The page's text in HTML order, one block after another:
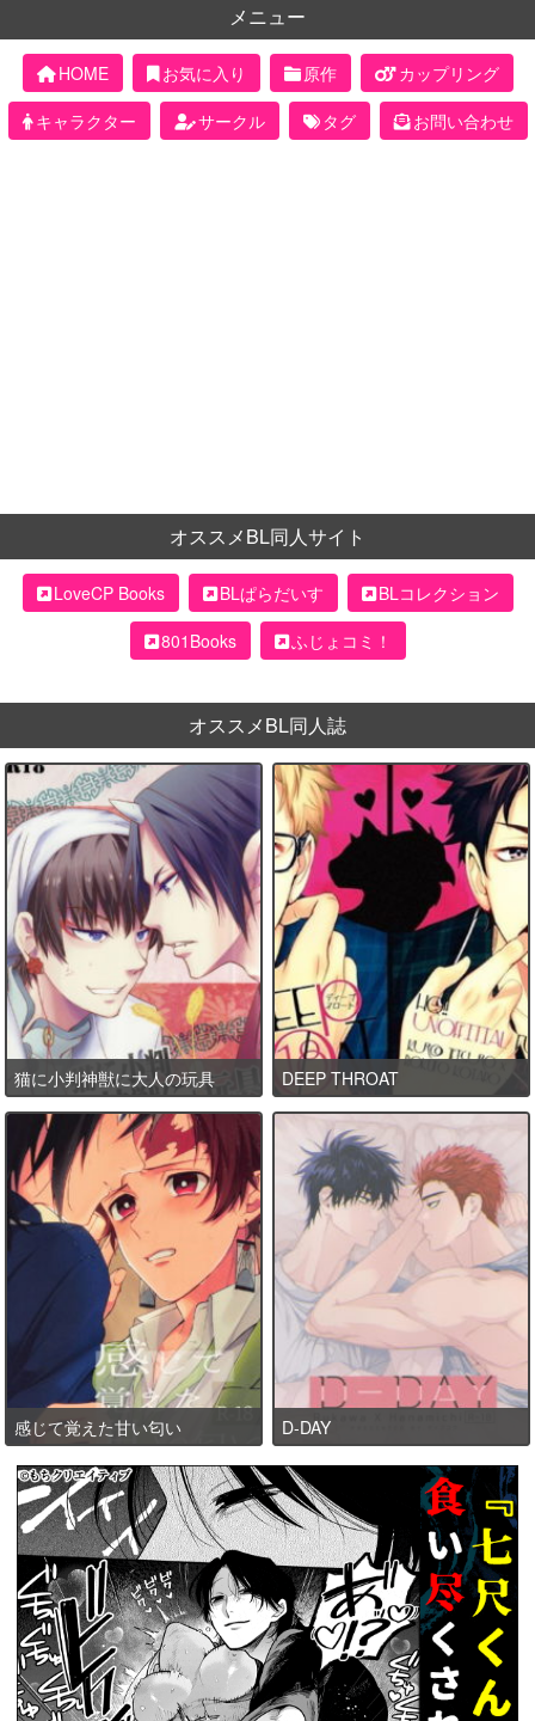
メニュー
HOME お気に入り 原作
カップリング
キャラクター
サークル タグ お問い合わせ
オススメBL同人サイト
LoveCP Books BLぱらだいす
BLコレクション
801Books
ふじょコミ！
オススメBL同人誌
猫に小判神獣に大人の玩具 DEEP THROAT
感じて覚えた甘い匂い D-DAY